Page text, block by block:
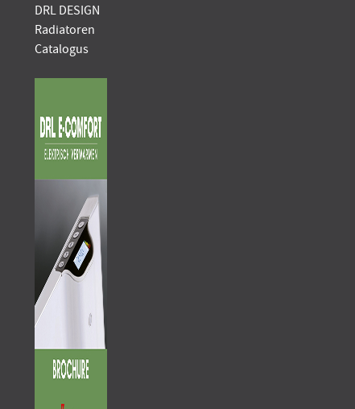
DRL DESIGN
Radiatoren
Catalogus